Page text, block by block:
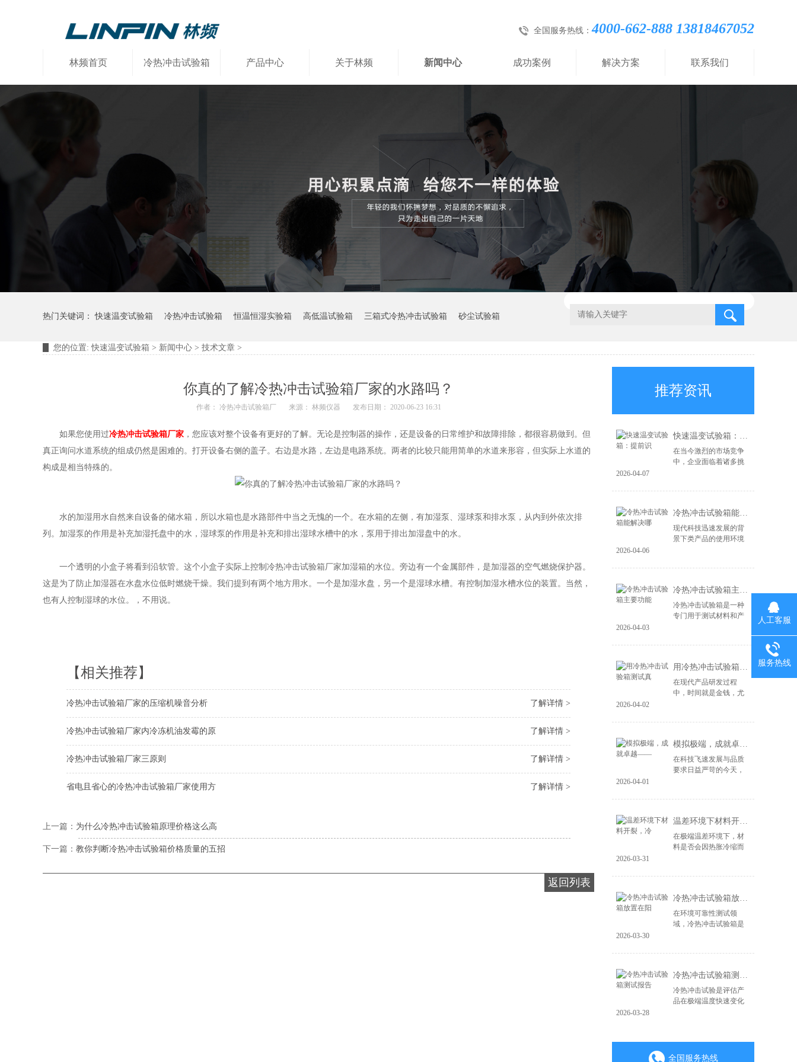
全国服务热线：4000-662-888 13818467052
林频首页 冷热冲击试验箱 产品中心 关于林频 新闻中心 成功案例 解决方案 联系我们
热门关键词：快速温变试验箱 冷热冲击试验箱 恒温恒湿实验箱 高低温试验箱 三箱式冷热冲击试验箱 砂尘试验箱
您的位置:快速温变试验箱 > 新闻中心 > 技术文章 >
你真的了解冷热冲击试验箱厂家的水路吗？
作者： 冷热冲击试验箱厂 来源： 林频仪器 发布日期： 2020-06-23 16:31
如果您使用过冷热冲击试验箱厂家 ，您应该对整个设备有更好的了解。无论是控制器的操作，还是设备的日常维护和故障排除，都很容易做到。但
真正询问水道系统的组成仍然是困难的。打开设备右侧的盖子。右边是水路，左边是电路系统。两者的比较只能用简单的水道来形容，但实际上水道的
构成是相当特殊的。
水的加湿用水自然来自设备的储水箱，所以水箱也是水路部件中当之无愧的一个。在水箱的左侧，有加湿泵、湿球泵和排水泵，从内到外依次排
列。加湿泵的作用是补充加湿托盘中的水，湿球泵的作用是补充和排出湿球水槽中的水，泵用于排出加湿盘中的水。
一个透明的小盒子将看到沿软管。这个小盒子实际上控制冷热冲击试验箱厂家加湿箱的水位。旁边有一个金属部件，是加湿器的空气燃烧保护器。
这是为了防止加湿器在水盘水位低时燃烧干燥。我们提到有两个地方用水。一个是加湿水盘，另一个是湿球水槽。有控制加湿水槽水位的装置。当然，
也有人控制湿球的水位。，不用说。
【相关推荐】
冷热冲击试验箱厂家的压缩机噪音分析 了解详情 >
冷热冲击试验箱厂家内冷冻机油发霉的原 了解详情 >
冷热冲击试验箱厂家三原则 了解详情 >
省电且省心的冷热冲击试验箱厂家使用方 了解详情 >
上一篇： 为什么冷热冲击试验箱原理价格这么高
下一篇： 教你判断冷热冲击试验箱价格质量的五招
返回列表
推荐资讯
快速温变试验箱：提前识
在当今激烈的市场竞争
中，企业面临着诸多挑
市场上立于不败之地，
风险识别能力和高...
2026-04-07
冷热冲击试验箱能解决哪
现代科技迅速发展的背
景下类产品的使用环境
航空航天设备等，对材
了更高的要求。...
2026-04-06
冷热冲击试验箱主要功能
冷热冲击试验箱是一种
专门用于测试材料和产
包括： 温度变化模拟：
速将样品暴露于高...
2026-04-03
用冷热冲击试验箱测试真
在现代产品研发过程
中，时间就是金钱，尤
的产品成为企业成功的
作为一种重要的测试...
2026-04-02
模拟极端，成就卓越——
在科技飞速发展与品质
要求日益严苛的今天，
造，更在于其能否经受
环境的严峻考验。...
2026-04-01
温差环境下材料开裂，冷
在极端温差环境下，材
料是否会因热胀冷缩而
无论是电子产品、汽车
材料，微小的裂纹...
2026-03-31
冷热冲击试验箱放置在阳
在环境可靠性测试领
域，冷热冲击试验箱是
测试结果的准确性直接
成败。一个常被忽视...
2026-03-30
冷热冲击试验箱测试报告
冷热冲击试验是评估产
品在极端温度快速变化
要凭证。一份具备权威
性、可追溯性的专...
2026-03-28
全国服务热线
人工客服
服务热线